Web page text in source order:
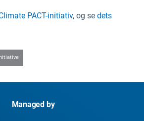
PACT-initiativ, og se dets
Managed by